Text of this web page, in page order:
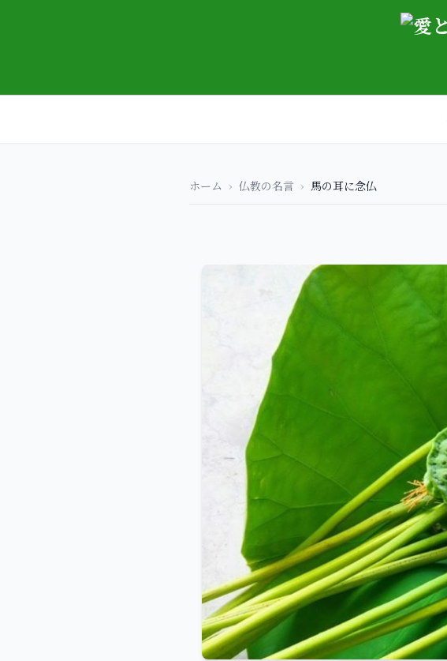
ホーム › 仏教の名言 › 馬の耳に念仏